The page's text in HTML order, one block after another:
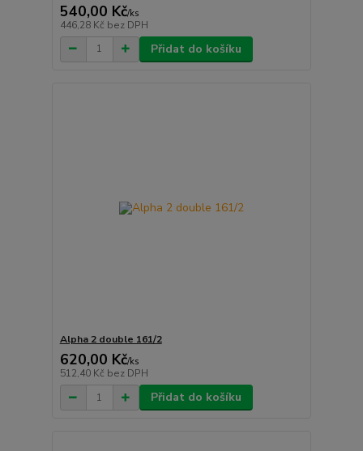
540,00 Kč/ks
446,28 Kč bez DPH
Přidat do košíku
Alpha 2 double 161/2
620,00 Kč/ks
512,40 Kč bez DPH
Přidat do košíku